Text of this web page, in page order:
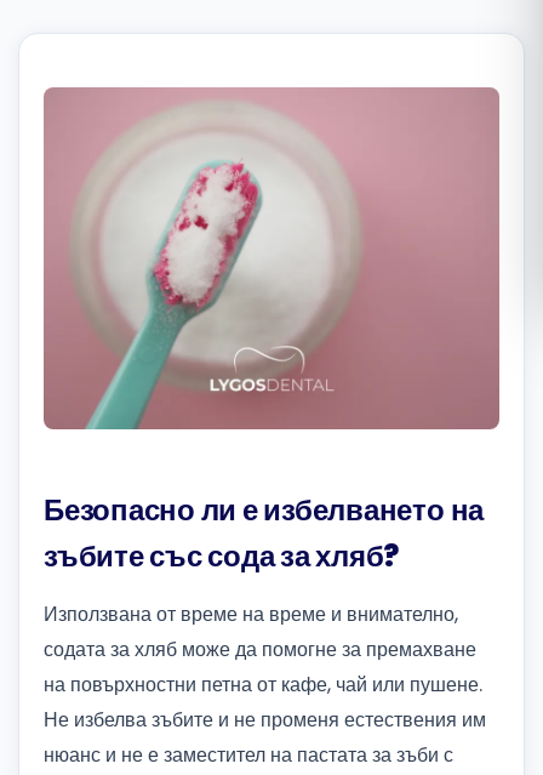
Italiano
Български
Безопасно ли е избелването на
зъбите със сода за хляб?
Използвана от време на време и внимателно,
содата за хляб може да помогне за премахване
на повърхностни петна от кафе, чай или пушене.
Не избелва зъбите и не променя естествения им
нюанс и не е заместител на пастата за зъби с